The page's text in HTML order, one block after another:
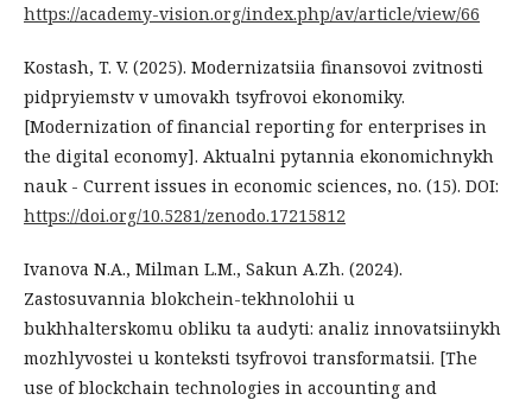
https://academy-vision.org/index.php/av/article/view/66
Kostash, T. V. (2025). Modernizatsiia finansovoi zvitnosti
pidpryiemstv v umovakh tsyfrovoi ekonomiky.
[Modernization of financial reporting for enterprises in
the digital economy]. Aktualni pytannia ekonomichnykh
nauk - Current issues in economic sciences, no. (15). DOI:
https://doi.org/10.5281/zenodo.17215812
Ivanova N.A., Milman L.M., Sakun A.Zh. (2024).
Zastosuvannia blokchein-tekhnolohii u
bukhhalterskomu obliku ta audyti: analiz innovatsiinykh
mozhlyvostei u konteksti tsyfrovoi transformatsii. [The
use of blockchain technologies in accounting and